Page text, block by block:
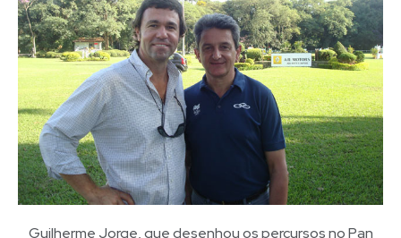
Guilherme Jorge, que desenhou os percursos no Pan